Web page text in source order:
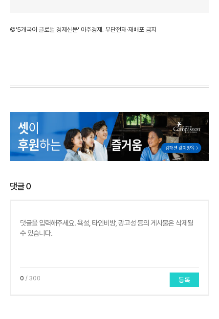
©'5개국어 글로벌 경제신문' 아주경제. 무단전재·재배포 금지
댓글0
0 / 300 등록